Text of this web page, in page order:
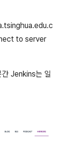
to server
간 Jenkins는 일